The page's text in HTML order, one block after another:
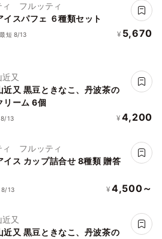
ィ フルッティ
イスパフェ ６種類セット
最短 8/13 ¥ 5,670
又
近又 黒豆ときなこ、丹波茶の
リーム 6個
8/13 ¥ 4,200
ィ フルッティ
イス カップ詰合せ 8種類 贈答
8/13 ¥ 4,500～
又
近又 黒豆ときなこ、丹波茶の